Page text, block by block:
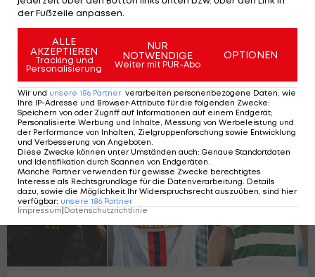
Real Madrid
La Liga 12
der Fußzeile anpassen.
ALLE
AKZEPTIEREN
Tracking und
Personalisierung
NUR
NOTWENDIGE
Weiter mit PUR-Abo
OPTIONEN
Wir und unsere 186 Partner verarbeiten personenbezogene Daten, wie
Ihre IP-Adresse und Browser-Attribute für die folgenden Zwecke:
Speichern von oder Zugriff auf Informationen auf einem Endgerät;
Personalisierte Werbung und Inhalte, Messung von Werbeleistung und
der Performance von Inhalten, Zielgruppenforschung sowie Entwicklung
und Verbesserung von Angeboten.
Diese Zwecke können unter Umständen auch: Genaue Standortdaten
und Identifikation durch Scannen von Endgeräten.
Manche Partner verwenden für gewisse Zwecke berechtigtes
Interesse als Rechtsgrundlage für die Datenverarbeitung. Details
dazu, sowie die Möglichkeit Ihr Widerspruchsrecht auszuüben, sind hier
verfügbar: unsere 186 Partner
Impressum Datenschutzrichtlinie